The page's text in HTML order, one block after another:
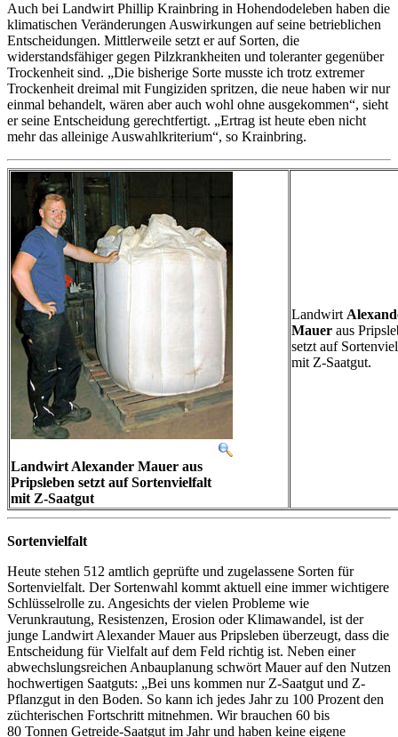
Auch bei Landwirt Phillip Krainbring in Hohendodeleben haben die
klimatischen Veränderungen Auswirkungen auf seine betrieblichen
Entscheidungen. Mittlerweile setzt er auf Sorten, die
widerstandsfähiger gegen Pilzkrankheiten und toleranter gegenüber
Trockenheit sind. „Die bisherige Sorte musste ich trotz extremer
Trockenheit dreimal mit Fungiziden spritzen, die neue haben wir nur
einmal behandelt, wären aber auch wohl ohne ausgekommen“, sieht
er seine Entscheidung gerechtfertigt. „Ertrag ist heute eben nicht
mehr das alleinige Auswahlkriterium“, so Krainbring.
Landwirt Alexander Mauer aus
Pripsleben setzt auf Sortenvielfalt
mit Z-Saatgut
Landwirt
Mauer aus
setzt auf
mit Z-Saatgut.
Sortenvielfalt
Heute stehen 512 amtlich geprüfte und zugelassene Sorten für
Sortenvielfalt. Der Sortenwahl kommt aktuell eine immer wichtigere
Schlüsselrolle zu. Angesichts der vielen Probleme wie
Verunkrautung, Resistenzen, Erosion oder Klimawandel, ist der
junge Landwirt Alexander Mauer aus Pripsleben überzeugt, dass die
Entscheidung für Vielfalt auf dem Feld richtig ist. Neben einer
abwechslungsreichen Anbauplanung schwört Mauer auf den Nutzen
hochwertigen Saatguts: „Bei uns kommen nur Z-Saatgut und Z-
Pflanzgut in den Boden. So kann ich jedes Jahr zu 100 Prozent den
züchterischen Fortschritt mitnehmen. Wir brauchen 60 bis
80 Tonnen Getreide-Saatgut im Jahr und haben keine eigene